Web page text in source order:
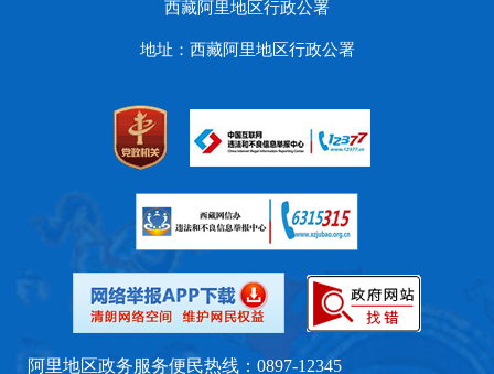
西藏阿里地区行政公署
地址：西藏阿里地区行政公署
阿里地区政务服务便民热线：0897-12345